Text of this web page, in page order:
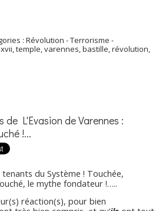
:Révolution - Terrorisme -
,temple,varennes,bastille,révolution,
de L'Evasion de Varennes :
!...
du Système ! Touchée,
le mythe fondateur !…..
réaction(s), pour bien